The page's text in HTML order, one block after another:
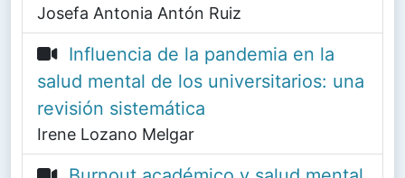
Josefa Antonia Antón Ruiz
Influencia de la pandemia en la
salud mental de los universitarios: una
revisión sistemática
Irene Lozano Melgar